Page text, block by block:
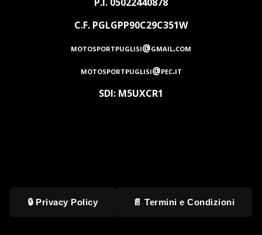
C.F. PGLGPP90C29C351W
motosportpuglisi@gmail.com
motosportpuglisi@pec.it
SDI: M5UXCR1
🔒 Privacy Policy 📄 Termini e Condizioni